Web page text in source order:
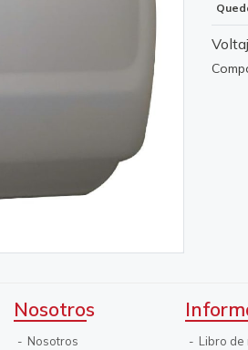
Nosotros
Nosotros Libro de